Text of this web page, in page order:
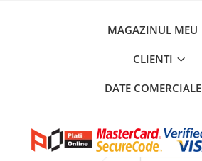
MAGAZINUL MEU
CLIENTI
DATE COMERCIALE